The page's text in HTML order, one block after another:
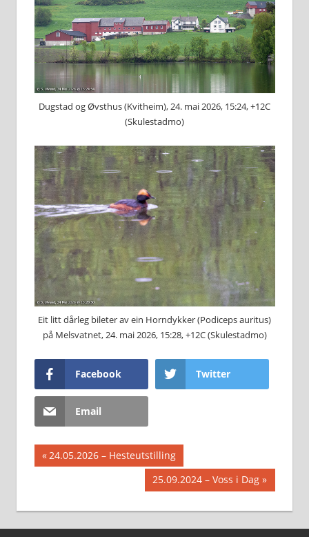
Dugstad og Øvsthus (Kvitheim), 24. mai 2026, 15:24, +12C
(Skulestadmo)
Eit litt dårleg bileter av ein H⁠orndykker (P⁠odiceps auritus)
på Melsvatnet, 24. mai 2026, 15:28, +12C (Skulestadmo)
Facebook Twitter
Email
Innleggsnavigasjon
Previous
Post:
24.05.2026 – Hesteutstilling
Next
Post:
25.09.2024 – Voss i Dag